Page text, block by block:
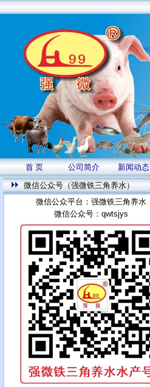
首 页 公司简介 新闻动态
微信公众号（强微铁三角养水）
微信公众平台：强微铁三角养水
微信公众号：qwtsjys